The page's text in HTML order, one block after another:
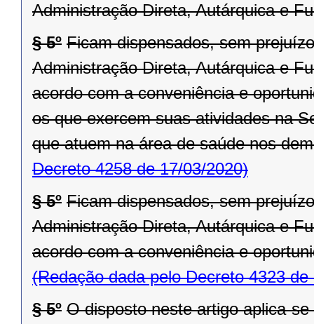
Administração Direta, Autárquica e
§ 5º Ficam dispensados, sem
Administração Direta, Autárquica e
acordo com a conveniência e
os que exercem suas atividades na
que atuem na área de saúde nos
Decreto 4258 de 17/03/2020)
§ 5º Ficam dispensados, sem
Administração Direta, Autárquica e
acordo com a conveniência e
(Redação dada pelo Decreto 4323 de
§ 5º O disposto neste artigo aplica-